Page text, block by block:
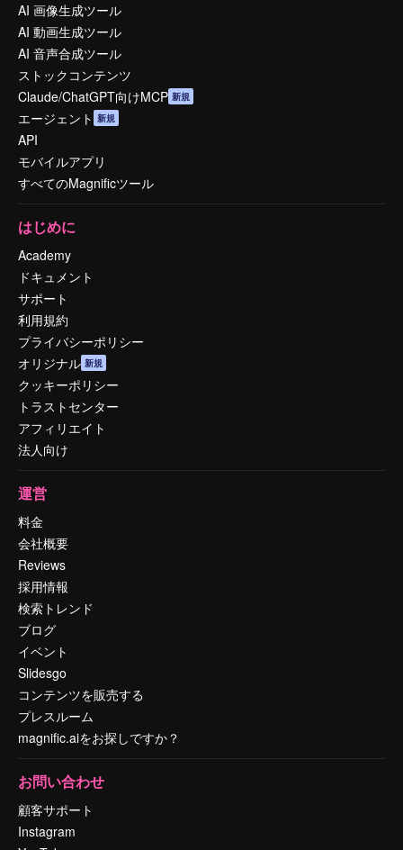
AI 画像生成ツール
AI 動画生成ツール
AI 音声合成ツール
ストックコンテンツ
Claude/ChatGPT向けMCP 新規
エージェント 新規
API
モバイルアプリ
すべてのMagnificツール
はじめに
Academy
ドキュメント
サポート
利用規約
プライバシーポリシー
オリジナル 新規
クッキーポリシー
トラストセンター
アフィリエイト
法人向け
運営
料金
会社概要
Reviews
採用情報
検索トレンド
ブログ
イベント
Slidesgo
コンテンツを販売する
プレスルーム
magnific.aiをお探しですか？
お問い合わせ
顧客サポート
Instagram